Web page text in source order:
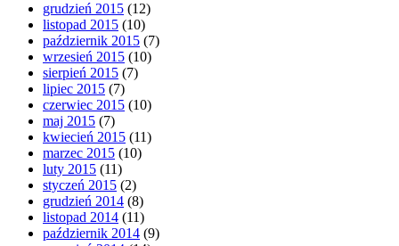
grudzień 2015 (12)
listopad 2015 (10)
październik 2015 (7)
wrzesień 2015 (10)
sierpień 2015 (7)
lipiec 2015 (7)
czerwiec 2015 (10)
maj 2015 (7)
kwiecień 2015 (11)
marzec 2015 (10)
luty 2015 (11)
styczeń 2015 (2)
grudzień 2014 (8)
listopad 2014 (11)
październik 2014 (9)